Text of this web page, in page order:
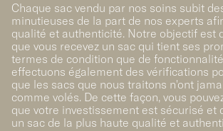
Chaque sac vendu par nos soins subit
minutieuses de la part de nos experts
qualité et authenticité. Notre objectif est
que vous recevez un sac qui tient ses
termes de condition que de
effectuons également des vérifications
que les sacs que nous traitons n'ont
comme volés. De cette façon, vous
que votre investissement est sécurisé et
un sac de la plus haute qualité et